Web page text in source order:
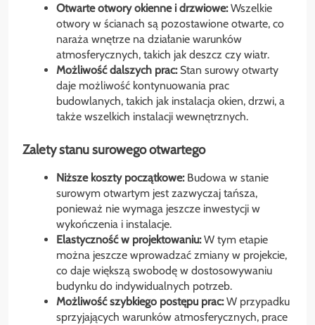
Otwarte otwory okienne i drzwiowe:Wszelkie
otwory w ścianach są pozostawione otwarte, co
naraża wnętrze na działanie warunków
atmosferycznych, takich jak deszcz czy wiatr.
Możliwość dalszych prac:Stan surowy otwarty
daje możliwość kontynuowania prac
budowlanych, takich jak instalacja okien, drzwi, a
także wszelkich instalacji wewnętrznych.
Zalety stanu surowego otwartego
Niższe koszty początkowe:Budowa w stanie
surowym otwartym jest zazwyczaj tańsza,
ponieważ nie wymaga jeszcze inwestycji w
wykończenia i instalacje.
Elastyczność w projektowaniu:W tym etapie
można jeszcze wprowadzać zmiany w projekcie,
co daje większą swobodę w dostosowywaniu
budynku do indywidualnych potrzeb.
Możliwość szybkiego postępu prac:W przypadku
sprzyjających warunków atmosferycznych, prace